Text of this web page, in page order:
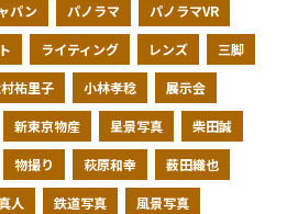
パン パノラマ パノラマVR
ライティング レンズ 三脚
祐里子 小林孝稔 展示会
新東京物産 星景写真 柴田誠
物撮り 萩原和幸 薮田織也
人 鉄道写真 風景写真